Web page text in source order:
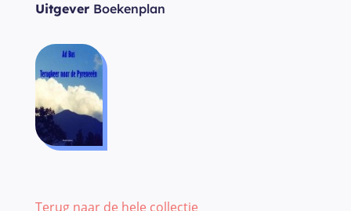
Uitgever Boekenplan
Terug naar de hele collectie